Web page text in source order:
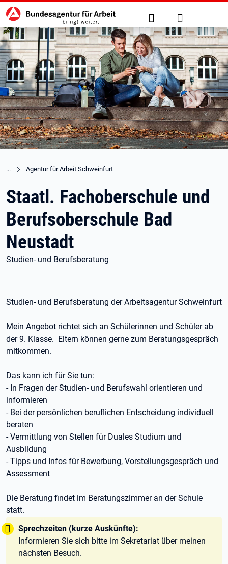
zu den Hauptinhalten springen
Hauptnavigation Suche Anmelden
Agentur für Arbeit Schweinfurt
Staatl. Fachoberschule und
Berufsoberschule Bad
Neustadt
Studien- und Berufsberatung
Studien- und Berufsberatung der Arbeitsagentur Schweinfurt
​Mein Angebot richtet sich an Schülerinnen und Schüler ab
der 9. Klasse. Eltern können gerne zum Beratungsgespräch
mitkommen.
Das kann ich für Sie tun:
- In Fragen der Studien- und Berufswahl orientieren und
informieren
- Bei der persönlichen beruflichen Entscheidung individuell
beraten
- Vermittlung von Stellen für Duales Studium und
Ausbildung
- Tipps und Infos für Bewerbung, Vorstellungsgespräch und
Assessment
Die Beratung findet im Beratungszimmer an der Schule
statt.
Tipp:
Sprechzeiten (kurze Auskünfte):
Informieren Sie sich bitte im Sekretariat über meinen
nächsten Besuch.